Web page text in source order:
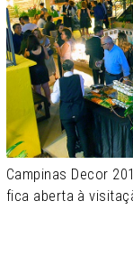
Campinas Decor
fica aberta à